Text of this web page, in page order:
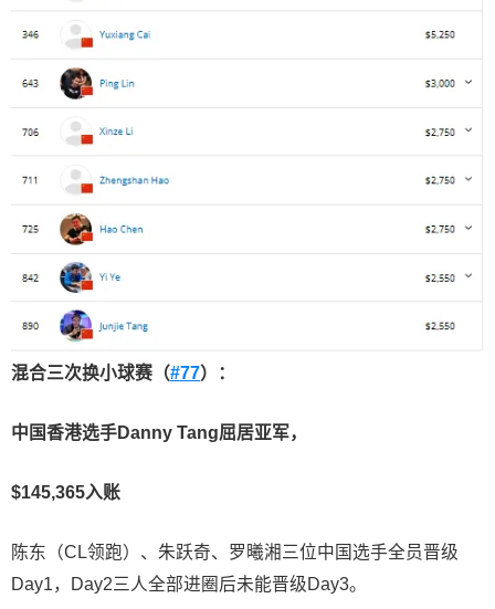
混合三次换小球赛（#77）：
中国香港选手Danny Tang屈居亚军，
$145,365入账
陈东（CL领跑）、朱跃奇、罗曦湘三位中国选手全员晋级
Day1，Day2三人全部进圈后未能晋级Day3。